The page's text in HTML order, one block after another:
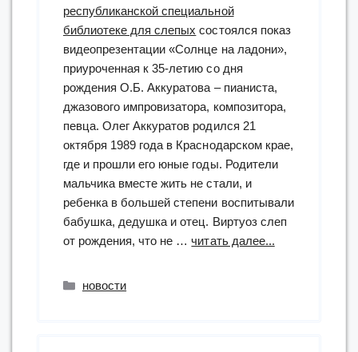
республиканской специальной
библиотеке для слепых состоялся показ
видеопрезентации «Солнце на ладони»,
приуроченная к 35-летию со дня
рождения О.Б. Аккуратова – пианиста,
джазового импровизатора, композитора,
певца. Олег Аккуратов родился 21
октября 1989 года в Краснодарском крае,
где и прошли его юные годы. Родители
мальчика вместе жить не стали, и
ребенка в большей степени воспитывали
бабушка, дедушка и отец. Виртуоз слеп
от рождения, что не …читать далее...
Рубрики
новости